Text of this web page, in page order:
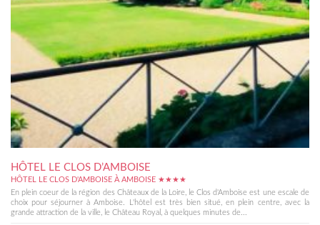
HÔTEL LE CLOS D’AMBOISE
HÔTEL LE CLOS D'AMBOISE À AMBOISE ★★★★
En plein coeur de la région des Châteaux de la Loire, le Clos d'Amboise est une escale de
choix pour séjourner à Amboise. L'hôtel est très bien situé, en plein centre, avec la
grande attraction de la ville, le Château Royal, à quelques minutes de...